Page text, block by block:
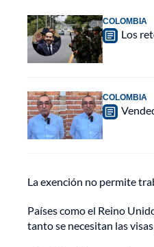
COLOMBIA
Los
COLOMBIA
La exención no permite
Países como el Reino
tanto se necesitan las